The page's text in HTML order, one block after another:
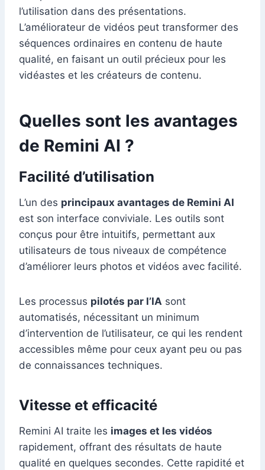
l’utilisation dans des présentations.
L’améliorateur de vidéos peut transformer des
séquences ordinaires en contenu de haute
qualité, en faisant un outil précieux pour les
vidéastes et les créateurs de contenu.
Quelles sont les avantages
de Remini AI ?
Facilité d’utilisation
L’un des principaux avantages de Remini AI
est son interface conviviale. Les outils sont
conçus pour être intuitifs, permettant aux
utilisateurs de tous niveaux de compétence
d’améliorer leurs photos et vidéos avec facilité.
Les processus pilotés par l’IA sont
automatisés, nécessitant un minimum
d’intervention de l’utilisateur, ce qui les rendent
accessibles même pour ceux ayant peu ou pas
de connaissances techniques.
Vitesse et efficacité
Remini AI traite les images et les vidéos
rapidement, offrant des résultats de haute
qualité en quelques secondes. Cette rapidité et